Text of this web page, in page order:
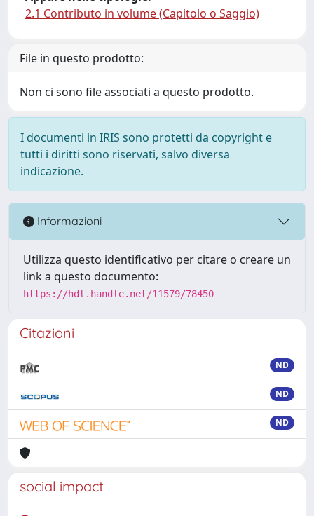
2.1 Contributo in volume (Capitolo o Saggio)
File in questo prodotto:
Non ci sono file associati a questo prodotto.
I documenti in IRIS sono protetti da copyright e
tutti i diritti sono riservati, salvo diversa
indicazione.
Informazioni
Utilizza questo identificativo per citare o creare un
link a questo documento:
https://hdl.handle.net/11579/78450
Citazioni
ND
ND
ND
social impact